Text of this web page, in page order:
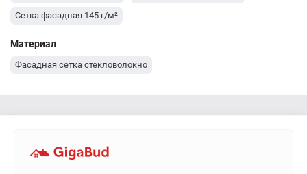
Сетка фасадная 145 г/м²
Материал
Фасадная сетка стекловолокно